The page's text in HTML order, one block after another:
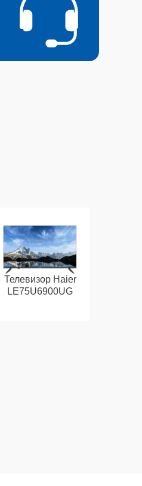
Телевизор Haier
LE75U6900UG